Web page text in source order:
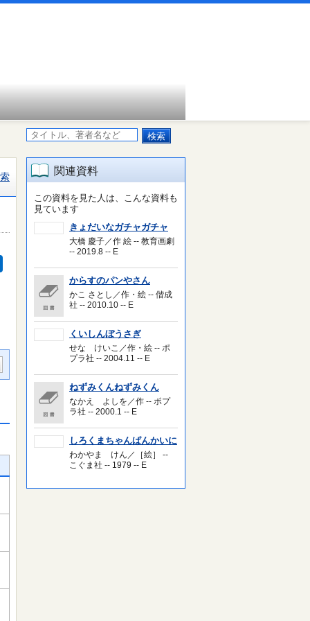
関連資料
この資料を見た人は、こんな資料も
見ています
きょだいなガチャガチャ
大橋 慶子／作 絵 -- 教育画劇
-- 2019.8 -- E
からすのパンやさん
かこ さとし／作・絵 -- 偕成
社 -- 2010.10 -- E
くいしんぼうさぎ
せな けいこ／作・絵 -- ポ
プラ社 -- 2004.11 -- E
ねずみくんねずみくん
なかえ よしを／作 -- ポプ
ラ社 -- 2000.1 -- E
しろくまちゃんぱんかいに
わかやま けん／［絵］ --
こぐま社 -- 1979 -- E